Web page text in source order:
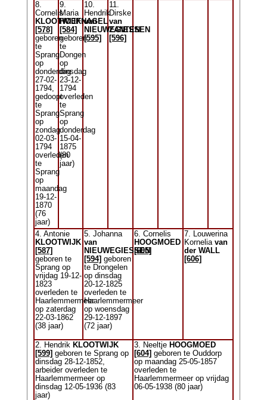
8.
Cornelis
KLOOTWIJK
[578]
geboren
te
Sprang
op
donderdag
27-02-
1794,
gedoopt
te
Sprang
op
zondag
02-03-
1794
overleden
te
Sprang
op
maandag
19-12-
1870
(76
jaar)
9.
Maria
HOEFNAGEL
[584]
geboren
te
Dongen
op
dinsdag
23-12-
1794
overleden
te
Sprang
op
donderdag
15-04-
1875
(80
jaar)
10.
Hendrik
van
NIEUWEGIESSEN
[595]
11.
Dirske
van
ZANTEN
[596]
4. Antonie
KLOOTWIJK
[587]
geboren te
Sprang op
vrijdag 19-12-
1823
overleden te
Haarlemmermeer
op zaterdag
22-03-1862
(38 jaar)
5. Johanna
van
NIEUWEGIESSEN
[594] geboren
te Drongelen
op dinsdag
20-12-1825
overleden te
Haarlemmermeer
op woensdag
29-12-1897
(72 jaar)
6. Cornelis
HOOGMOED
[605]
7. Louwerina
Kornelia van
der WALL
[606]
2. Hendrik KLOOTWIJK
[599] geboren te Sprang op
dinsdag 28-12-1852,
arbeider overleden te
Haarlemmermeer op
dinsdag 12-05-1936 (83
jaar)
3. Neeltje HOOGMOED
[604] geboren te Ouddorp
op maandag 25-05-1857
overleden te
Haarlemmermeer op vrijdag
06-05-1938 (80 jaar)